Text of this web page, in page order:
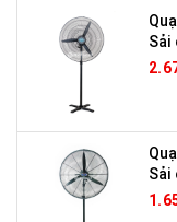
Sải
Sải